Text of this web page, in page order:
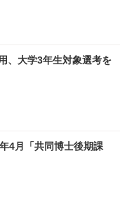
、大学3年生対象選考を
4月「共同博士後期課